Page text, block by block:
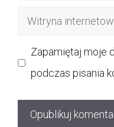
Witryna
Zapamiętaj moje
podczas pisania